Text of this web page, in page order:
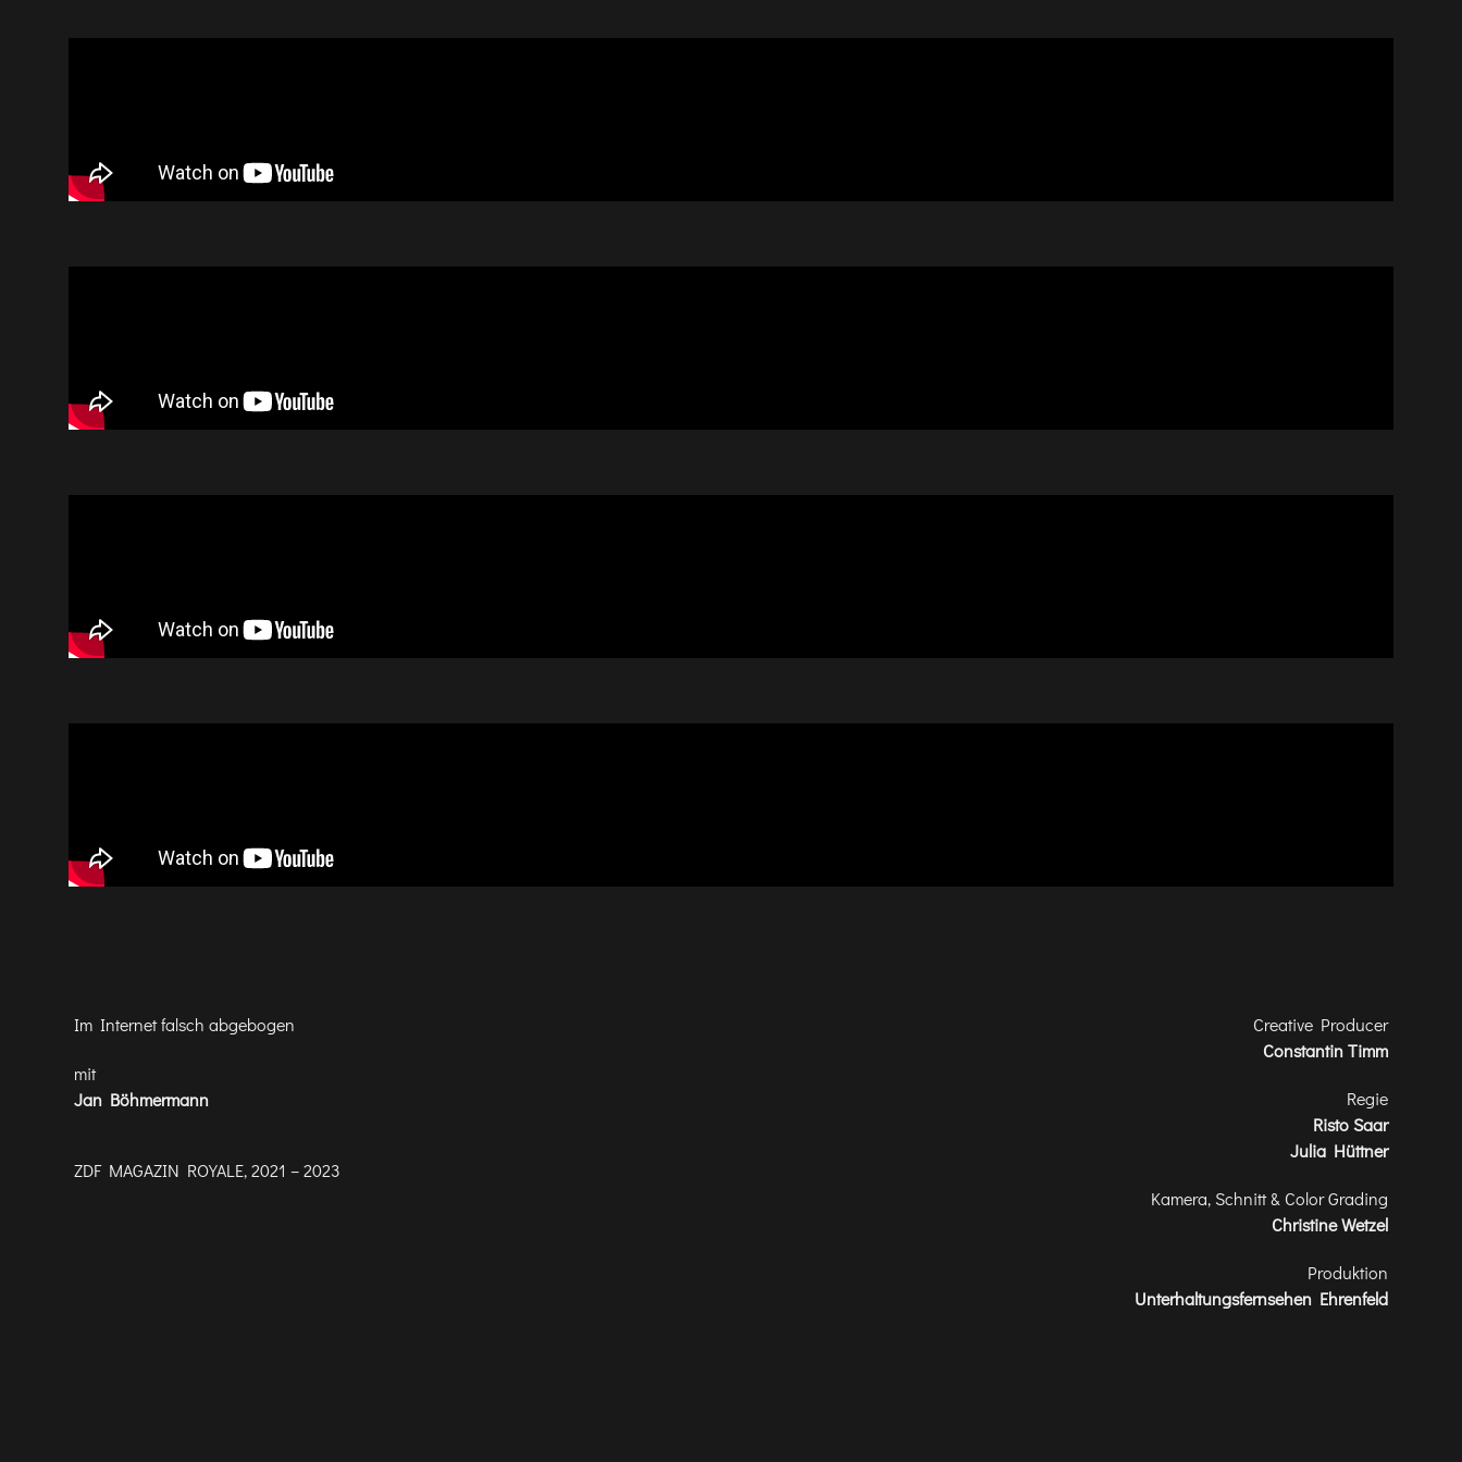
Im Internet falsch abgebogen
mit
Jan Böhmermann
ZDF MAGAZIN ROYALE, 2021 – 2023
Creative Producer
Constantin Timm
Regie
Risto Saar
Julia Hüttner
Kamera, Schnitt & Color Grading
Christine Wetzel
Produktion
Unterhaltungsfernsehen Ehrenfeld